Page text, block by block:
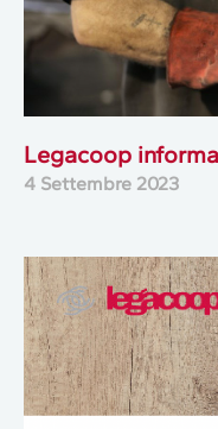
Legacoop
4 Settembre 2023